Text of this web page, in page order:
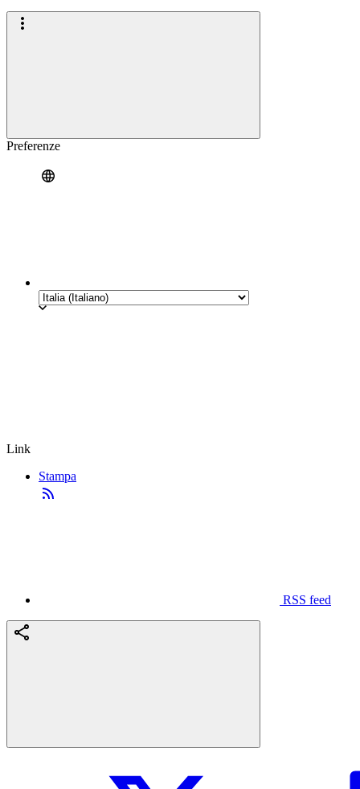
Preferenze
Link
Stampa
RSS feed